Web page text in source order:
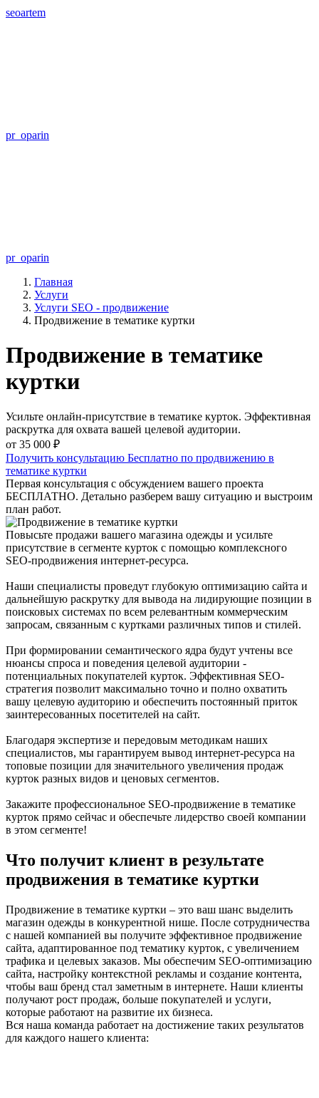
seoartem
pr_oparin
pr_oparin
Главная
Услуги
Услуги SEO - продвижение
Продвижение в тематике куртки
Продвижение в тематике
куртки
Усильте онлайн-присутствие в тематике курток. Эффективная
раскрутка для охвата вашей целевой аудитории.
от 35 000 ₽
Получить консультацию Бесплатно по продвижению в
тематике куртки
Первая консультация с обсуждением вашего проекта
БЕСПЛАТНО. Детально разберем вашу ситуацию и выстроим
план работ.
Повысьте продажи вашего магазина одежды и усильте
присутствие в сегменте курток с помощью комплексного
SEO-продвижения интернет-ресурса.
Наши специалисты проведут глубокую оптимизацию сайта и
дальнейшую раскрутку для вывода на лидирующие позиции в
поисковых системах по всем релевантным коммерческим
запросам, связанным с куртками различных типов и стилей.
При формировании семантического ядра будут учтены все
нюансы спроса и поведения целевой аудитории -
потенциальных покупателей курток. Эффективная SEO-
стратегия позволит максимально точно и полно охватить
вашу целевую аудиторию и обеспечить постоянный приток
заинтересованных посетителей на сайт.
Благодаря экспертизе и передовым методикам наших
специалистов, мы гарантируем вывод интернет-ресурса на
топовые позиции для значительного увеличения продаж
курток разных видов и ценовых сегментов.
Закажите профессиональное SEO-продвижение в тематике
курток прямо сейчас и обеспечьте лидерство своей компании
в этом сегменте!
Что получит клиент в результате
продвижения в тематике куртки
Продвижение в тематике куртки – это ваш шанс выделить
магазин одежды в конкурентной нише. После сотрудничества
с нашей компанией вы получите эффективное продвижение
сайта, адаптированное под тематику курток, с увеличением
трафика и целевых заказов. Мы обеспечим SEO-оптимизацию
сайта, настройку контекстной рекламы и создание контента,
чтобы ваш бренд стал заметным в интернете. Наши клиенты
получают рост продаж, больше покупателей и услуги,
которые работают на развитие их бизнеса.
Вся наша команда работает на достижение таких результатов
для каждого нашего клиента: